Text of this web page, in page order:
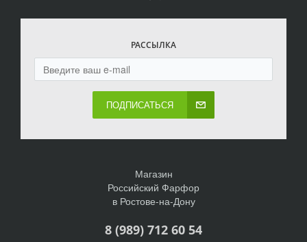
РАССЫЛКА
ПОДПИСАТЬСЯ
Магазин
Российский Фарфор
в Ростове-на-Дону
8 (989) 712 60 54